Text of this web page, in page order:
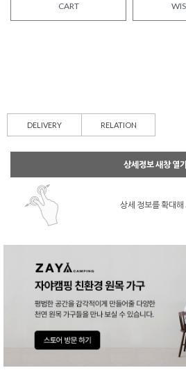
CART
DELIVERY RELATION
상세정보 새창 열기
상세 정보를 확대